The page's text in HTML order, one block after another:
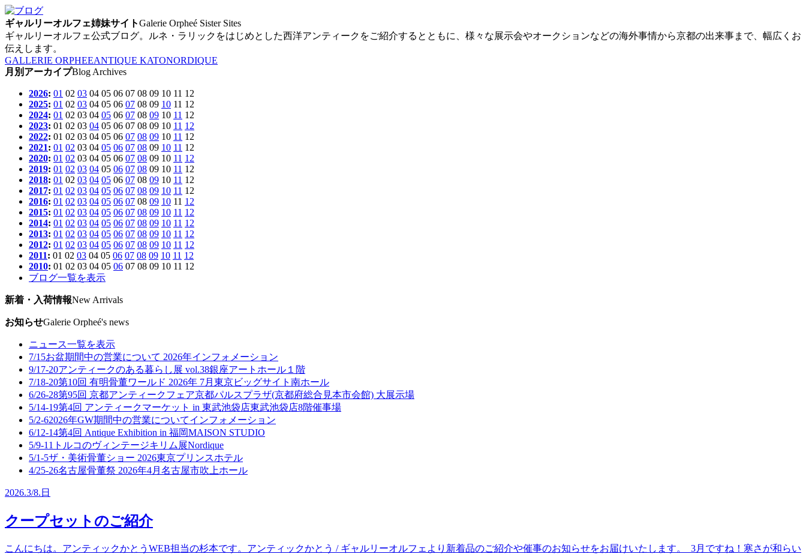
ギャルリーオルフェ姉妹サイトGalerie Orpheé Sister Sites
ギャルリーオルフェ公式ブログ。ルネ・ラリックをはじめとした西洋アンティークをご紹介するとともに、様々な展示会やオークションなどの海外事情から京都の出来事まで、幅広くお
伝えします。
GALLERIE ORPHEEANTIQUE KATONORDIQUE
月別アーカイプBlog Archives
2026: 01 02 03 04 05 06 07 08 09 10 11 12
2025: 01 02 03 04 05 06 07 08 09 10 11 12
2024: 01 02 03 04 05 06 07 08 09 10 11 12
2023: 01 02 03 04 05 06 07 08 09 10 11 12
2022: 01 02 03 04 05 06 07 08 09 10 11 12
2021: 01 02 03 04 05 06 07 08 09 10 11 12
2020: 01 02 03 04 05 06 07 08 09 10 11 12
2019: 01 02 03 04 05 06 07 08 09 10 11 12
2018: 01 02 03 04 05 06 07 08 09 10 11 12
2017: 01 02 03 04 05 06 07 08 09 10 11 12
2016: 01 02 03 04 05 06 07 08 09 10 11 12
2015: 01 02 03 04 05 06 07 08 09 10 11 12
2014: 01 02 03 04 05 06 07 08 09 10 11 12
2013: 01 02 03 04 05 06 07 08 09 10 11 12
2012: 01 02 03 04 05 06 07 08 09 10 11 12
2011: 01 02 03 04 05 06 07 08 09 10 11 12
2010: 01 02 03 04 05 06 07 08 09 10 11 12
ブログ一覧を表示
新着・入荷情報New Arrivals
お知らせGalerie Orpheé's news
ニュース一覧を表示
7/15お盆期間中の営業について 2026年インフォメーション
9/17-20アンティークのある暮らし展 vol.38銀座アートホール１階
7/18-20第10回 有明骨董ワールド 2026年 7月 東京ビッグサイト南ホール
6/26-28第95回 京都アンティークフェア京都パルスプラザ(京都府総合見本市会館) 大展示場
5/14-19第4回 アンティークマーケット in 東武池袋店東武池袋店8階催事場
5/2-62026年GW期間中の営業についてインフォメーション
6/12-14第4回 Antique Exhibition in 福岡MAISON STUDIO
5/9-11 トルコのヴィンテージキリム展Nordique
5/1-5ザ・美術骨董ショー 2026東京プリンスホテル
4/25-26名古屋骨董祭 2026年4月 名古屋市吹上ホール
2026.3/8. 日
クープセットのご紹介
こんにちは。アンティックかとうWEB担当の杉本です。アンティックかとう / ギャルリーオルフェより新着品のご紹介や催事のお知らせをお届けいたします。 3月ですね！寒さが和らい